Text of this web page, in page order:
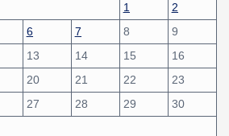
1
2
6 7 8
9
13 14 15
16
20 21 22
23
27 28 29
30